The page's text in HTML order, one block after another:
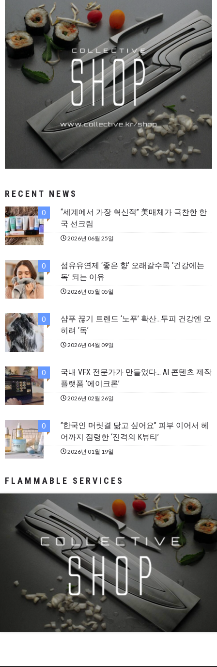
RECENT NEWS
0
“세계에서 가장 혁신적” 美매체가 극찬한 한
국 선크림
2026년 06월 25일
0
섬유유연제 ‘좋은 향’ 오래갈수록 ‘건강에는
독’ 되는 이유
2026년 05월 05일
0
샴푸 끊기 트렌드 ‘노푸’ 확산…두피 건강엔 오
히려 ‘독’
2026년 04월 09일
0
국내 VFX 전문가가 만들었다… AI 콘텐츠 제작
플랫폼 ‘에이크론’
2026년 02월 26일
0
“한국인 머릿결 닮고 싶어요” 피부 이어서 헤
어까지 점령한 ‘진격의 K뷰티’
2026년 01월 19일
FLAMMABLE SERVICES